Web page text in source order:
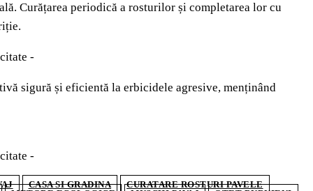
Curățarea periodică a rosturilor și completarea lor cu
-
sigură și eficientă la erbicidele agresive, menținând
-
CASA SI GRADINA
CURATARE ROSTURI PAVELE